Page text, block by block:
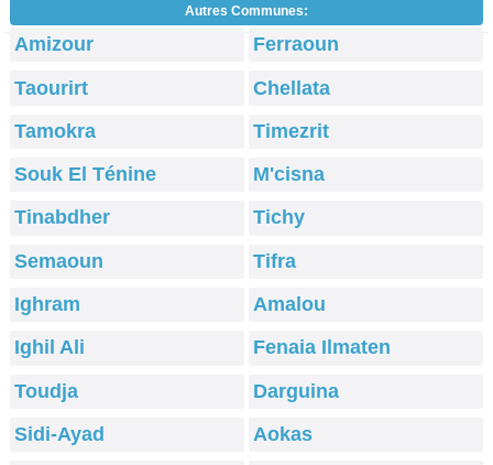
Autres Communes:
Amizour
Ferraoun
Taourirt
Chellata
Tamokra
Timezrit
Souk El Ténine
M'cisna
Tinabdher
Tichy
Semaoun
Tifra
Ighram
Amalou
Ighil Ali
Fenaia Ilmaten
Toudja
Darguina
Sidi-Ayad
Aokas